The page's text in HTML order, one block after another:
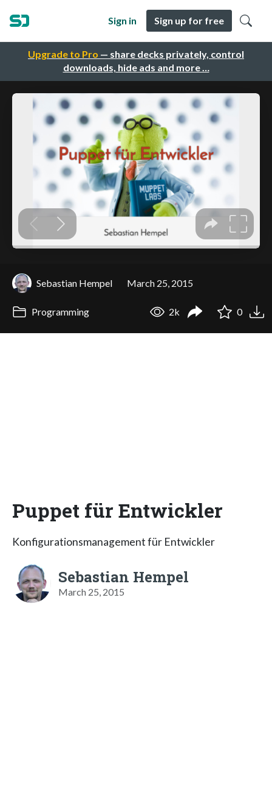
Upgrade to Pro — share decks privately, control
downloads, hide ads and more …
Sign in Sign up for free
Sebastian Hempel March 25, 2015
Programming 2k 0
Puppet für Entwickler
Konfigurationsmanagement für Entwickler
Sebastian Hempel
March 25, 2015